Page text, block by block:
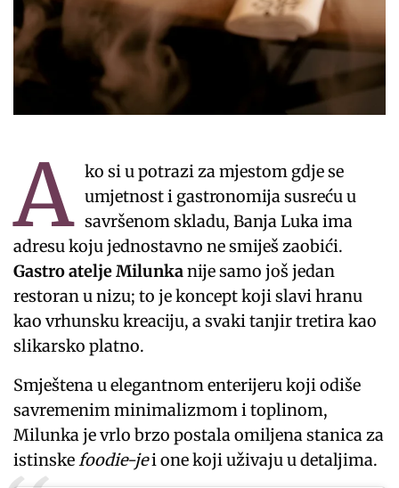
A ko si u potrazi za mjestom gdje se
umjetnost i gastronomija susreću u
savršenom skladu, Banja Luka ima
adresu koju jednostavno ne smiješ zaobići.
Gastro atelje Milunkanije samo još jedan
restoran u nizu; to je koncept koji slavi hranu
kao vrhunsku kreaciju, a svaki tanjir tretira kao
slikarsko platno.
Smještena u elegantnom enterijeru koji odiše
savremenim minimalizmom i toplinom,
Milunka je vrlo brzo postala omiljena stanica za
istinskefoodie-jei one koji uživaju u detaljima.